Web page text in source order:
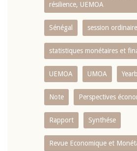
résilience, UEMOA
Sénégal session ordinaire
statistiques monétaires et
UEMOA UMOA
Note Perspectives
Rapport Synthése
Revue Economique et